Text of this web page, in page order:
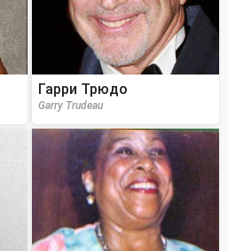
Гарри Трюдо
Garry Trudeau